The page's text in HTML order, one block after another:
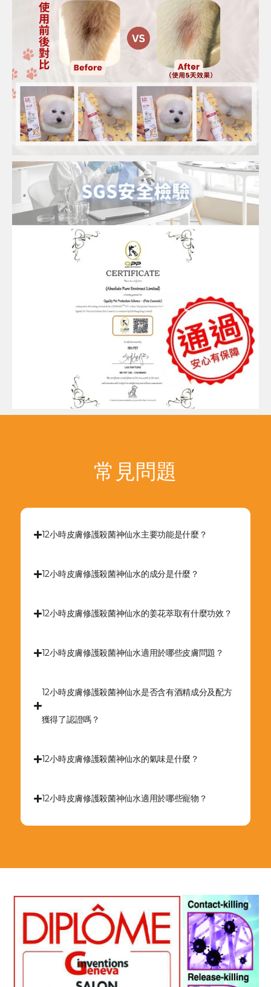
常見問題
12小時皮膚修護殺菌神仙水主要功能是什麼？
12小時皮膚修護殺菌神仙水的成分是什麼？
12小時皮膚修護殺菌神仙水的姜花萃取有什麼功效？
12小時皮膚修護殺菌神仙水適用於哪些皮膚問題？
12小時皮膚修護殺菌神仙水是否含有酒精成分及配方
獲得了認證嗎？
12小時皮膚修護殺菌神仙水的氣味是什麼？
12小時皮膚修護殺菌神仙水適用於哪些寵物？